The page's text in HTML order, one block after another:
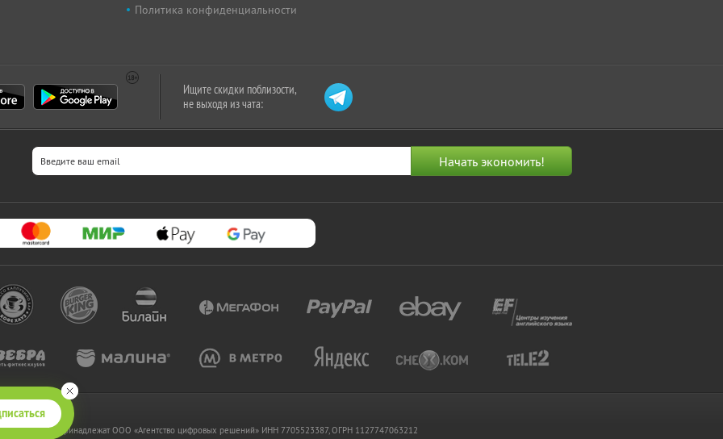
Политика конфиденциальности
Ищите скидки поблизости,
не выходя из чата:
принадлежат OOO «Агентство цифровых решений» ИНН 7705523387, ОГРН 1127747063212